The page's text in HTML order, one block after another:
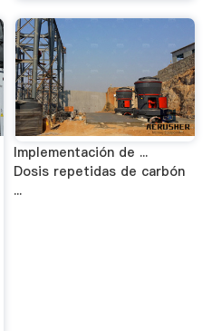
Implementación de ...
Dosis repetidas de carbón
...